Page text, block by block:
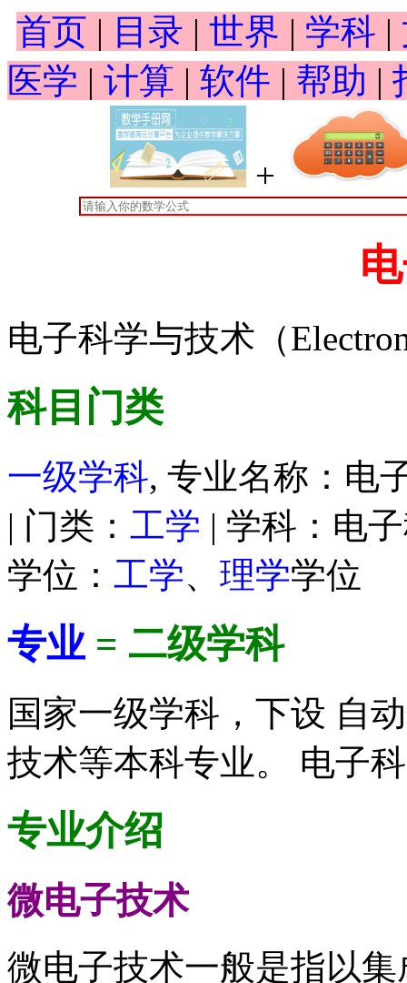
首页 | 目录 | 世界 | 学科 |
医学 | 计算 | 软件 | 帮助 |
+
电子科学与技术（
科目门类
一级学科, 专业名称：电
| 门类： 工学 | 学科：电
学位： 工学、 理学学位
专业= 二级学科
国家一级学科，下设 自
技术等本科专业。 电子
专业介绍
微电子技术
微电子技术一般是指以